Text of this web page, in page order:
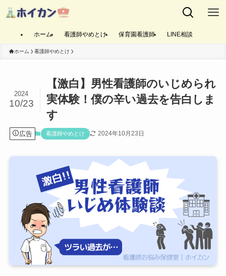
ホーム 看護師やめとけ 保育園看護師 LINE相談
ホーム 看護師やめとけ
【激白】男性看護師のいじめられ
実体験！僕の辛い過去を告白しま
す
2024
10/23
広告 看護師やめとけ 2024年10月23日